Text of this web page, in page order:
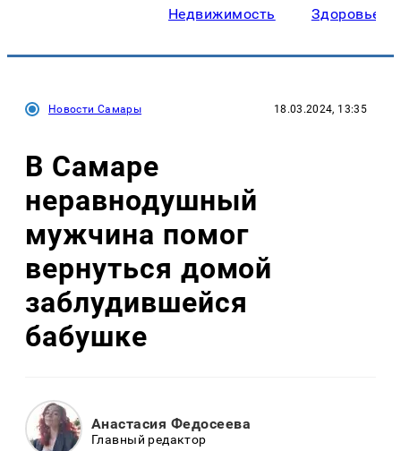
Недвижимость Здоровье
Новости Самары 18.03.2024, 13:35
В Самаре
неравнодушный
мужчина помог
вернуться домой
заблудившейся
бабушке
Анастасия Федосеева
Главный редактор